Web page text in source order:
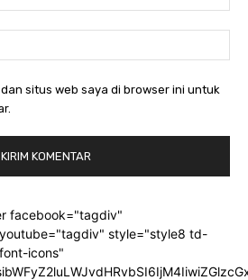
situs web saya di browser ini untuk
facebook="tagdiv"
style="style8 td-
icons"